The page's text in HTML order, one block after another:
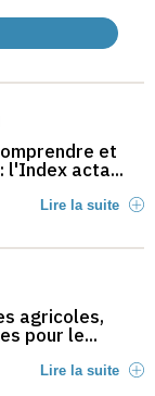
et
l'Index acta...
Lire la suite
agricoles,
pour le...
Lire la suite